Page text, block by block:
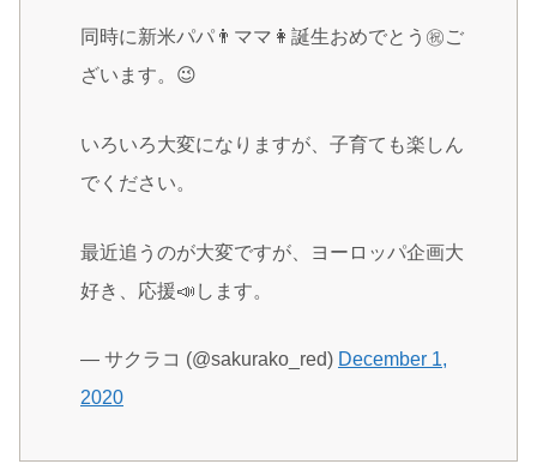
同時に新米パパ👨ママ👩誕生おめでとう㊗️ご
ざいます。😉
いろいろ大変になりますが、子育ても楽しん
でください。
最近追うのが大変ですが、ヨーロッパ企画大
好き、応援📣します。
— サクラコ (@sakurako_red) December 1,
2020